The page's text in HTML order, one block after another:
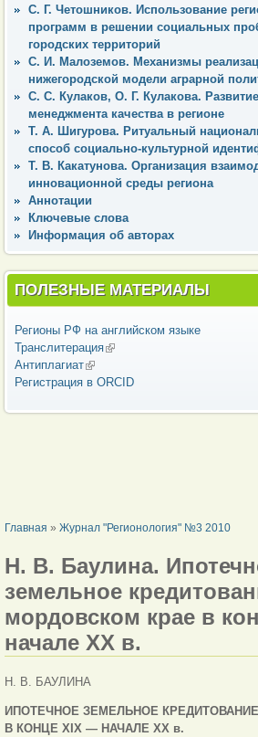
С. Г. Четошников. Использование
программ в решении социальных
городских территорий
С. И. Малоземов. Механизмы
нижегородской модели аграрной
С. С. Кулаков, О. Г. Кулакова.
менеджмента качества в регионе
Т. А. Шигурова. Ритуальный
способ социально-культурной
Т. В. Какатунова. Организация
инновационной среды региона
Аннотации
Ключевые слова
Информация об авторах
ПОЛЕЗНЫЕ МАТЕРИАЛЫ
Регионы РФ на английском языке
Транслитерация(внешняя ссылка)
Антиплагиат(внешняя ссылка)
Регистрация в ORCID
ВЫ ЗДЕСЬ
Главная » Журнал "Регионология" №3 2010
Н. В. Баулина.
земельное
мордовском крае в
начале ХХ в.
Н. В. БАУЛИНА
ИПОТЕЧНОЕ ЗЕМЕЛЬНОЕ
В КОНЦЕ XIX — НАЧАЛЕ ХХ в.